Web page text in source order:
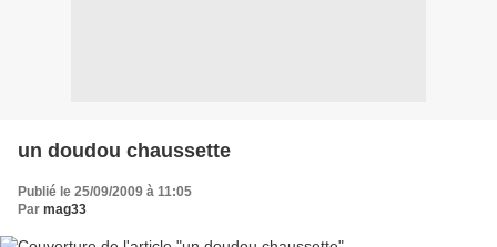
un doudou chaussette
Publié le 25/09/2009 à 11:05
Par mag33